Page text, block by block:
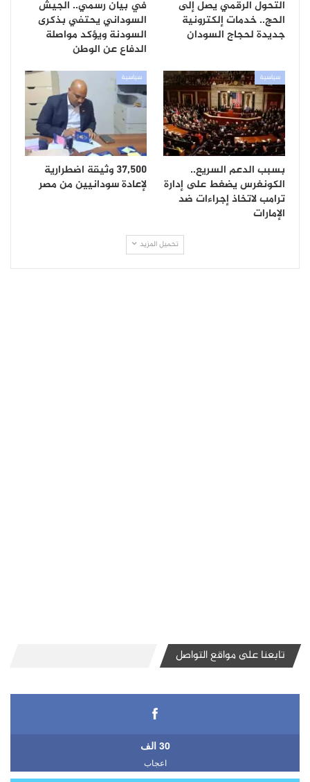
التحول الرقمي يصل إلى
الحج.. خدمات إلكترونية
جديدة لحجاج السودان
في بيان رسمي.. الجيش
السوداني يحتفي بذكرى
السودنة ويؤكد مواصلة
الدفاع عن الوطن
سياسية
بسبب الدعم السريع..
الكونغرس يضغط على إدارة
ترامب لاتخاذ إجراءات ضد
الإمارات
سياسية
37,500 وثيقة اضطرارية
لإعادة سودانيين من مصر
تحميل المزيد
تابعنا على مواقع التواصل
30 الف
اعجاب